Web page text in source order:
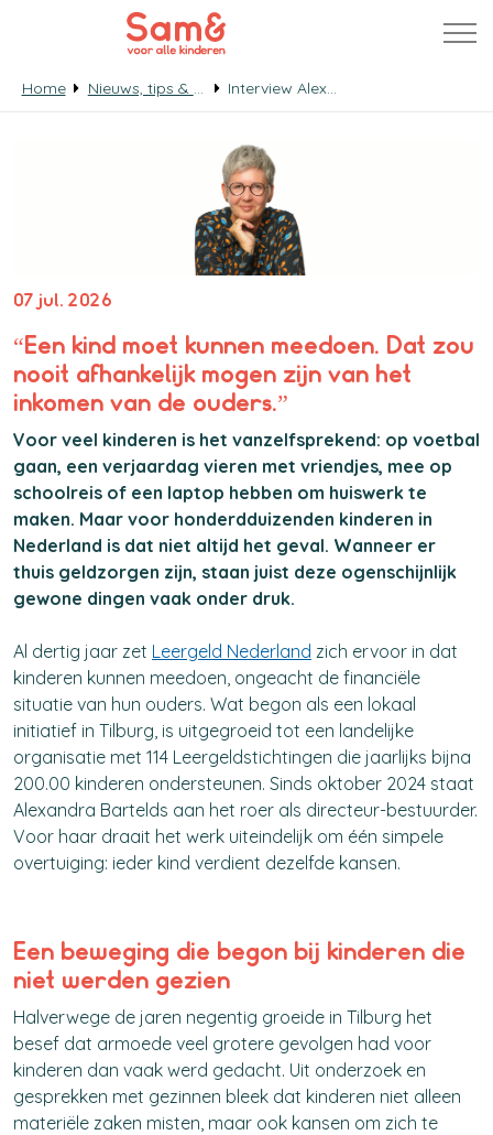
Home Nieuws, tips & verhalen Interview Alexandra Bartelds
07 jul. 2026
“Een kind moet kunnen meedoen. Dat zou
nooit afhankelijk mogen zijn van het
inkomen van de ouders.”
Voor veel kinderen is het vanzelfsprekend: op voetbal
gaan, een verjaardag vieren met vriendjes, mee op
schoolreis of een laptop hebben om huiswerk te
maken. Maar voor honderdduizenden kinderen in
Nederland is dat niet altijd het geval. Wanneer er
thuis geldzorgen zijn, staan juist deze ogenschijnlijk
gewone dingen vaak onder druk.
Al dertig jaar zet Leergeld Nederland zich ervoor in dat
kinderen kunnen meedoen, ongeacht de financiële
situatie van hun ouders. Wat begon als een lokaal
initiatief in Tilburg, is uitgegroeid tot een landelijke
organisatie met 114 Leergeldstichtingen die jaarlijks bijna
200.00 kinderen ondersteunen. Sinds oktober 2024 staat
Alexandra Bartelds aan het roer als directeur-bestuurder.
Voor haar draait het werk uiteindelijk om één simpele
overtuiging: ieder kind verdient dezelfde kansen.
Een beweging die begon bij kinderen die
niet werden gezien
Halverwege de jaren negentig groeide in Tilburg het
besef dat armoede veel grotere gevolgen had voor
kinderen dan vaak werd gedacht. Uit onderzoek en
gesprekken met gezinnen bleek dat kinderen niet alleen
materiële zaken misten, maar ook kansen om zich te